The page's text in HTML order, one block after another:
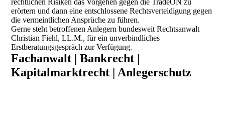
rechtlichen Risiken das Vorgehen gegen die TradeON zu
erörtern und dann eine entschlossene Rechtsverteidigung gegen
die vermeintlichen Ansprüche zu führen.
Gerne steht betroffenen Anlegern bundesweit Rechtsanwalt
Christian Fiehl, LL.M., für ein unverbindliches
Erstberatungsgespräch zur Verfügung.
Fachanwalt | Bankrecht |
Kapitalmarktrecht | Anlegerschutz